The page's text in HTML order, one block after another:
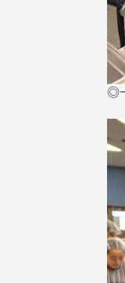
◎
校友會於115年6月
日(二)，27名校友
國寧夏省參訪，活 ...
校友會活動
系友會第3屆第4